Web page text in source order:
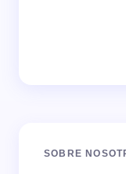
SOBRE